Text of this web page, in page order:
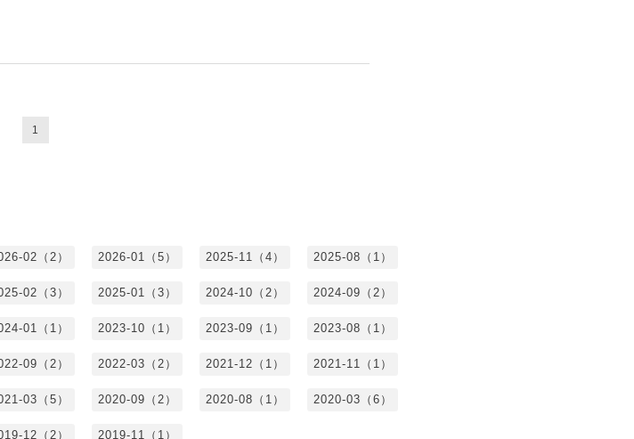
1
02（2） 2026-01（5） 2025-11（4） 2025-08（1）
02（3） 2025-01（3） 2024-10（2） 2024-09（2）
01（1） 2023-10（1） 2023-09（1） 2023-08（1）
09（2） 2022-03（2） 2021-12（1） 2021-11（1）
03（5） 2020-09（2） 2020-08（1） 2020-03（6）
12（2） 2019-11（1）